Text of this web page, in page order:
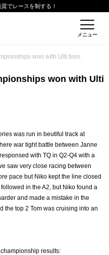
でレースを制する！
メニュー
won with Ulti tires.
won with Ulti
was run in beutiful track at
war tight battle between Janne
with TQ in Q2-Q4 with a
saw very close racing between
pace but Niko kept the line closed
in the A2, but Niko found a
and made a mistake in the
the top 2 Tom was cruising into an
results: